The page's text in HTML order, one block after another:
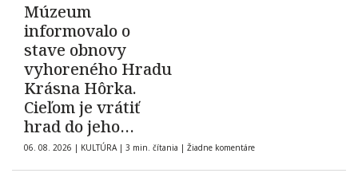
Múzeum
informovalo o
stave obnovy
vyhoreného Hradu
Krásna Hôrka.
Cieľom je vrátiť
hrad do jeho
pôvodnej podoby z
roku 1903
06. 08. 2026 | KULTÚRA | 3 min. čítania | Žiadne komentáre